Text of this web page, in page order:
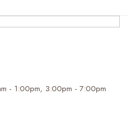
- 1:00pm, 3:00pm - 7:00pm